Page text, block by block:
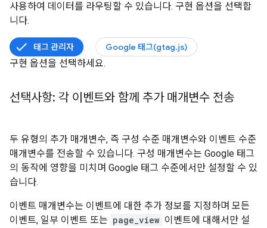
사용하여 데이터를 라우팅할 수 있습니다. 구현 옵션을 선택합
니다.
태그 관리자 Google 태그(gtag.js)
구현 옵션을 선택하세요.
선택사항: 각 이벤트와 함께 추가 매개변수 전송
두 유형의 추가 매개변수, 즉 구성 수준 매개변수와 이벤트 수준
매개변수를 전송할 수 있습니다. 구성 매개변수는 Google 태그
의 동작에 영향을 미치며 Google 태그 수준에서만 설정할 수 있
습니다.
이벤트 매개변수는 이벤트에 대한 추가 정보를 지정하며 모든
이벤트, 일부 이벤트 또는 page_view 이벤트에 대해서만 설